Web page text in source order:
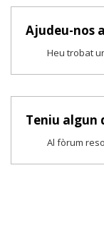
Ajudeu-nos
Heu trobat
Teniu algun
Al fòrum